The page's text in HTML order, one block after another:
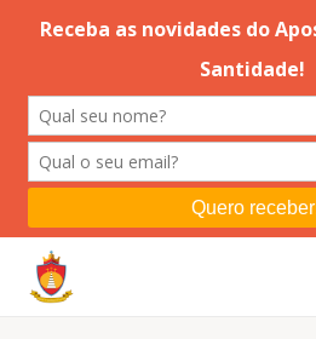
Editorial
Orações